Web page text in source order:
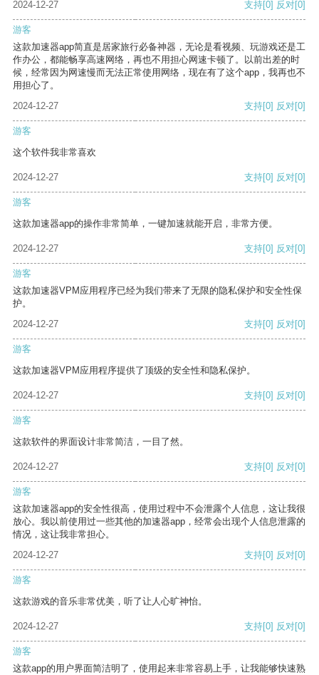
2024-12-27 支持[0] 反对[0]
游客
这款加速器app简直是居家旅行必备神器，无论是看视频、玩游戏还是工
作办公，都能畅享高速网络，再也不用担心网速卡顿了。以前出差的时
候，经常因为网速慢而无法正常使用网络，现在有了这个app，我再也不
用担心了。
2024-12-27
支持[0] 反对[0]
游客
这个软件我非常喜欢
2024-12-27 支持[0] 反对[0]
游客
这款加速器app的操作非常简单，一键加速就能开启，非常方便。
2024-12-27 支持[0] 反对[0]
游客
这款加速器VPM应用程序已经为我们带来了无限的隐私保护和安全性保
护。
2024-12-27
支持[0] 反对[0]
游客
这款加速器VPM应用程序提供了顶级的安全性和隐私保护。
2024-12-27 支持[0] 反对[0]
游客
这款软件的界面设计非常简洁，一目了然。
2024-12-27 支持[0] 反对[0]
游客
这款加速器app的安全性很高，使用过程中不会泄露个人信息，这让我很
放心。我以前使用过一些其他的加速器app，经常会出现个人信息泄露的
情况，这让我非常担心。
2024-12-27
支持[0] 反对[0]
游客
这款游戏的音乐非常优美，听了让人心旷神怡。
2024-12-27 支持[0] 反对[0]
游客
这款app的用户界面简洁明了，使用起来非常容易上手，让我能够快速熟